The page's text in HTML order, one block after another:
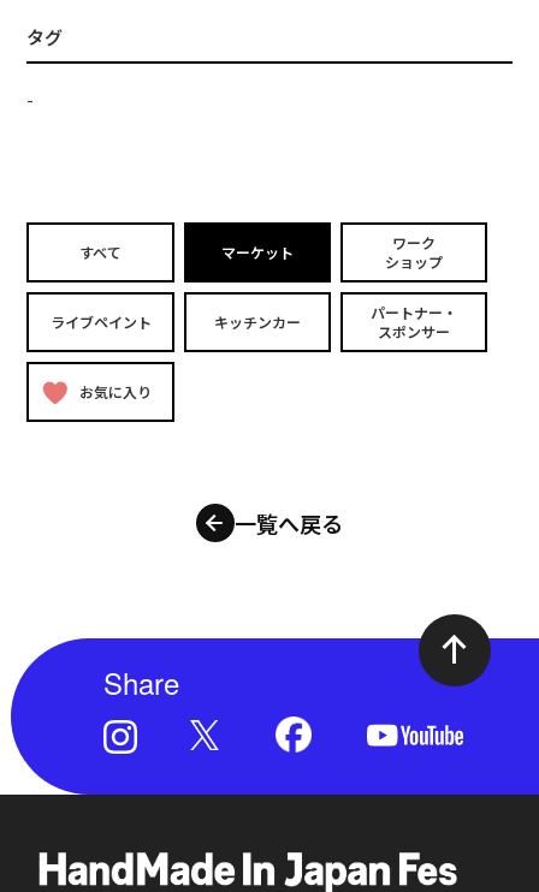
タグ
-
すべて マーケット
ワーク
ショップ
ライブペイント キッチンカー
パートナー・
スポンサー
お気に入り
一覧へ戻る
Share